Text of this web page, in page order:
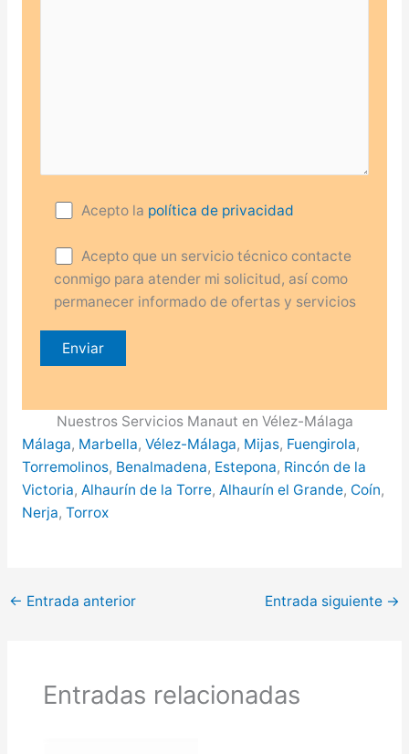
Acepto la política de privacidad
Acepto que un servicio técnico contacte
conmigo para atender mi solicitud, así como
permanecer informado de ofertas y servicios
Nuestros Servicios Manaut en Vélez-Málaga
Málaga, Marbella, Vélez-Málaga, Mijas, Fuengirola,
Torremolinos, Benalmadena, Estepona, Rincón de la
Victoria, Alhaurín de la Torre, Alhaurín el Grande, Coín,
Nerja, Torrox
← Entrada anterior Entrada siguiente →
Entradas relacionadas